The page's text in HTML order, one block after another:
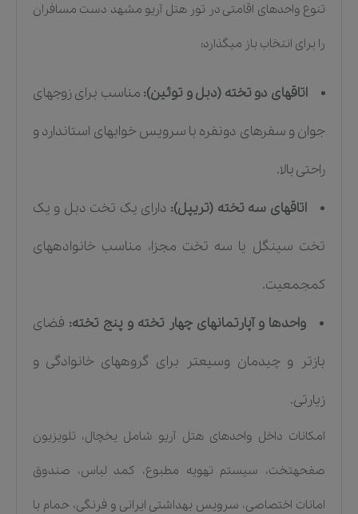
تنوع واحدهای اقامتی در تور هتل آریو مشهد دست مسافران
را برای انتخاب باز میگذارد:
اتاقهای دو تخته (دبل و توئین): مناسب برای زوجهای
جوان و سفرهای دونفره با سرویس خوابهای استاندارد و
راحتی بالا.
اتاقهای سه تخته (تریپل): دارای یک تخت دبل و یک
تخت سینگل یا سه تخت مجزا، مناسب خانوادههای
کمجمعیت.
واحدها و آپارتمانهای چهار تخته و پنج تخته: فضای
بازتر و چیدمان وسیعتر برای گروههای خانوادگی و
زیارتی.
امکانات داخل واحدهای هتل آریو شامل یخچال، تلویزیون
صفحهتخت، سیستم تهویه مطبوع، کمد لباس، صندوق
امانات اختصاصی، سرویس بهداشتی ایرانی و فرنگی، حمام با